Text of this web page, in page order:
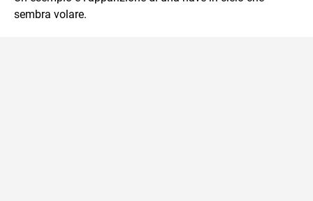
sembra volare.